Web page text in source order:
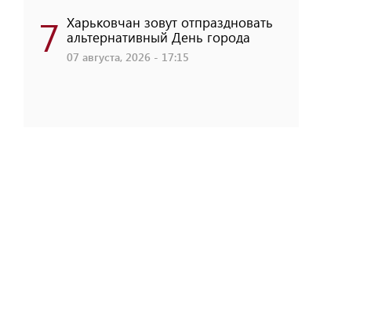
7 Харьковчан зовут отпраздновать
альтернативный День города
07 августа, 2026 - 17:15